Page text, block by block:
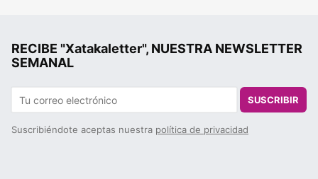
RECIBE "Xatakaletter", NUESTRA NEWSLETTER
SEMANAL
SUSCRIBIR
Suscribiéndote aceptas nuestra política de privacidad